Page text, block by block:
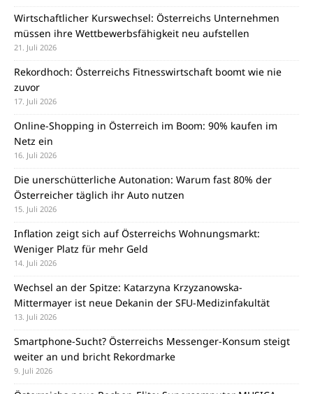
Wirtschaftlicher Kurswechsel: Österreichs Unternehmen
müssen ihre Wettbewerbsfähigkeit neu aufstellen
21. Juli 2026
Rekordhoch: Österreichs Fitnesswirtschaft boomt wie nie
zuvor
17. Juli 2026
Online-Shopping in Österreich im Boom: 90% kaufen im
Netz ein
16. Juli 2026
Die unerschütterliche Autonation: Warum fast 80% der
Österreicher täglich ihr Auto nutzen
15. Juli 2026
Inflation zeigt sich auf Österreichs Wohnungsmarkt:
Weniger Platz für mehr Geld
14. Juli 2026
Wechsel an der Spitze: Katarzyna Krzyzanowska-
Mittermayer ist neue Dekanin der SFU-Medizinfakultät
13. Juli 2026
Smartphone-Sucht? Österreichs Messenger-Konsum steigt
weiter an und bricht Rekordmarke
9. Juli 2026